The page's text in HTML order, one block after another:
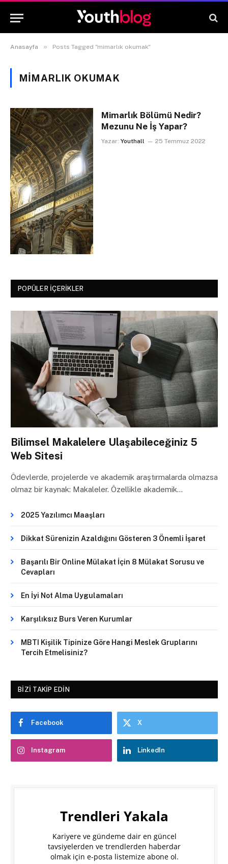
Anasayfa » Posts Tagged "mimarlık okumak"
MIMARLIK OKUMAK
Mimarlık Bölümü Nedir?
Mezunu Ne İş Yapar?
Yazar: Youthall 25 Temmuz 2022
POPÜLER İÇERIKLER
Bilimsel Makalelere Ulaşabileceğiniz 5
Web Sitesi
Ödevlerde, projelerde ve akademik araştırmalarda olmazsa
olmaz bir kaynak: Makaleler. Özellikle akademik…
2025 Yazılımcı Maaşları
Dikkat Sürenizin Azaldığını Gösteren 3 Önemli İşaret
Başarılı Bir Online Mülakat İçin 8 Mülakat Sorusu ve
Cevapları
En İyi Not Alma Uygulamaları
Karşılıksız Burs Veren Kurumlar
MBTI Kişilik Tipinize Göre Hangi Meslek Gruplarını
Tercih Etmelisiniz?
BIZI TAKIP EDIN
Facebook X
Instagram LinkedIn
Trendleri Yakala
Kariyere ve gündeme dair en güncel
tavsiyelerden ve trendlerden haberdar
olmak için e-posta listemize abone ol.